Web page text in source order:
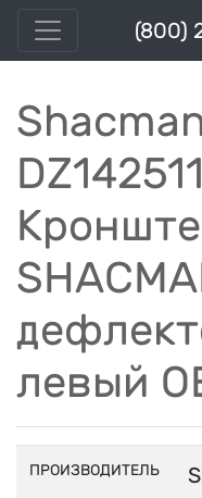
(800)
левый
ПРОИЗВОДИТЕЛЬ